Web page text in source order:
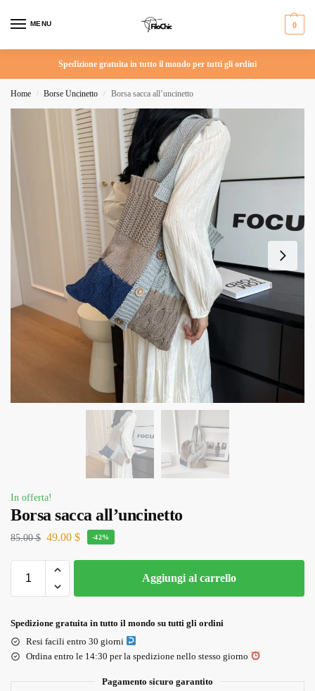
MENU 0
Spedizione gratuita in tutto il mondo per tutti gli ordini
Home / Borse Uncinetto / Borsa sacca all’uncinetto
In offerta!
Borsa sacca all’uncinetto
85.00$ 49.00 $ -42%
Aggiungi al carrello
Spedizione gratuita in tutto il mondo su tutti gli ordini
Resi facili entro 30 giorni
Ordina entro le 14:30 per la spedizione nello stesso giorno
Pagamento sicuro garantito